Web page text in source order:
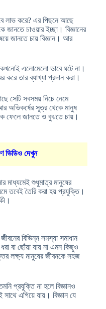
লাভ করে? এর পিছনে আছে
চাওয়ার ইচ্ছা। বিজ্ঞানের
জানতে চায় বিজ্ঞান। আর
এলোমেলো ভাবে ঘটে না।
তার ব্যাখ্যা প্রদান করা।
সেটি সবসময় নিচে নেমে
অভিকর্ষের সূত্র থেকে মানুষ
ফেলে জানতে ও বুঝতে চায়।
ভিডিও দেখুন
মাধ্যমেই শুধুমাত্র মানুষের
তবেই তৈরি করা হয় প্রযুক্তি।
বিভিন্ন সমস্যা সমাধান
বা ছোঁয়া যায় না এমন কিছুও
লক্ষ্য মানুষের জীবনকে সহজ
প্রযুক্তি না হলে বিজ্ঞানও
এগিয়ে যায়। বিজ্ঞান যে